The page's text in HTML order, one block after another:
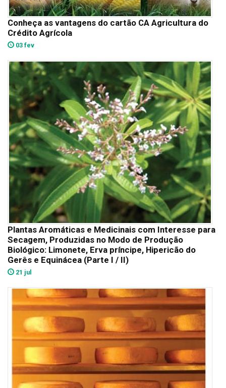
Conheça as vantagens do cartão CA Agricultura do
Crédito Agrícola
03 fev
Plantas Aromáticas e Medicinais com Interesse para
Secagem, Produzidas no Modo de Produção
Biológico: Limonete, Erva príncipe, Hipericão do
Gerês e Equinácea (Parte I / II)
21 jul